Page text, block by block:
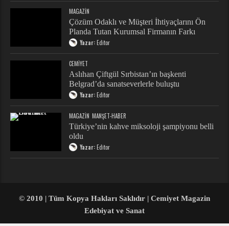
MAGAZIN
Çözüm Odaklı ve Müşteri İhtiyaçlarını Ön
Planda Tutan Kurumsal Firmanın Farkı
Yazar:Editor
CEMIYET
Aslıhan Çiftgül Sırbistan’ın başkenti
Belgrad’da sanatseverlerle buluştu
Yazar:Editor
MAGAZIN MANŞET-HABER
Türkiye’nin kahve miksoloji şampiyonu belli
oldu
Yazar:Editor
© 2010 | Tüm Kopya Hakları Saklıdır | Cemiyet Magazin
Edebiyat ve Sanat